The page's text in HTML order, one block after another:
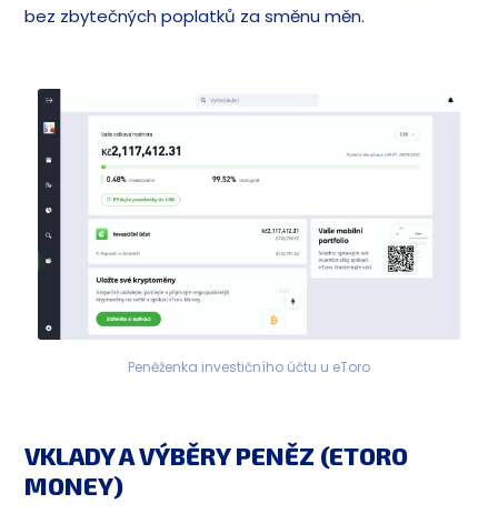
bez zbytečných poplatků za směnu měn.
Peněženka investičního účtu u eToro
VKLADY A VÝBĚRY PENĚZ (ETORO
MONEY)